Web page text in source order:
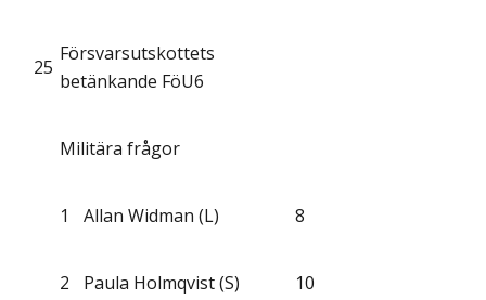
25
Försvarsutskottets
betänkande FöU6
Militära frågor
1 Allan Widman (L) 8
2 Paula Holmqvist (S) 10